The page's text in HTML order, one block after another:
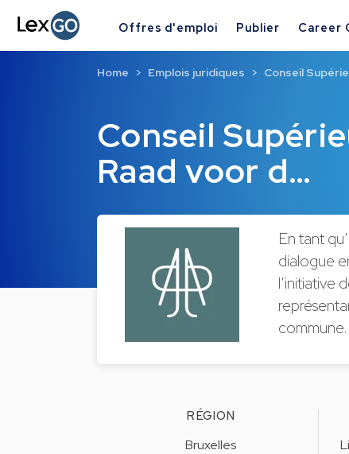
Offres d'emploi Publier Career
Conseil
Raad voor d…
Home Emplois juridiques Conseil
En tant
dialogue
l’initiative
commune.
RÉGION
Bruxelles